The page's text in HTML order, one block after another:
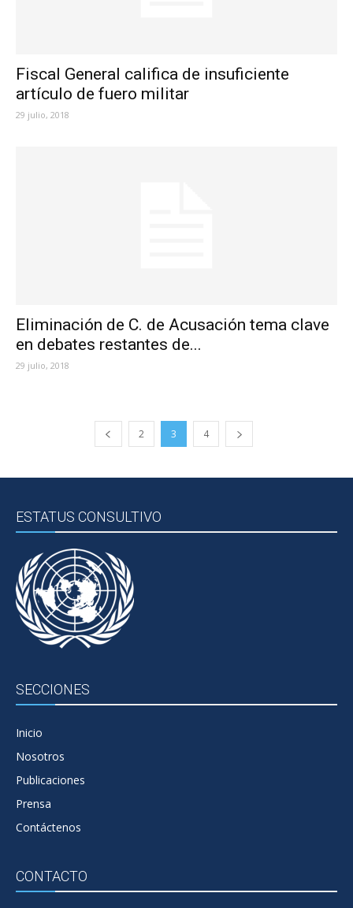
Fiscal General califica de insuficiente
artículo de fuero militar
29 julio, 2018
Eliminación de C. de Acusación tema clave
en debates restantes de...
29 julio, 2018
2 3 4
ESTATUS CONSULTIVO
SECCIONES
Inicio
Nosotros
Publicaciones
Prensa
Contáctenos
CONTACTO